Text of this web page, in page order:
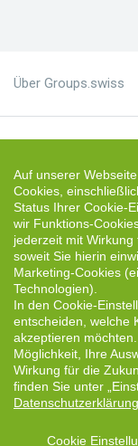
Über Groups.swiss
Unterkunft vermieten
Deutsch
(USD) US-
Follow us:
Auf unserer
Cookies,
Status Ihrer Cookie-
wir Funktions-
jederzeit mit
soweit Sie hierin
Marketing-Cookies
Technologien).
In den Cookie-
entscheiden, welche
akzeptieren
Möglichkeit, Ihre
Wirkung für die
finden Sie unter
Datenschutzerklärung.
Cookie